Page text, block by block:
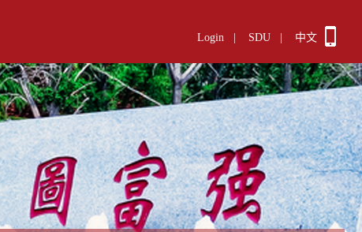
Login SDU 中文